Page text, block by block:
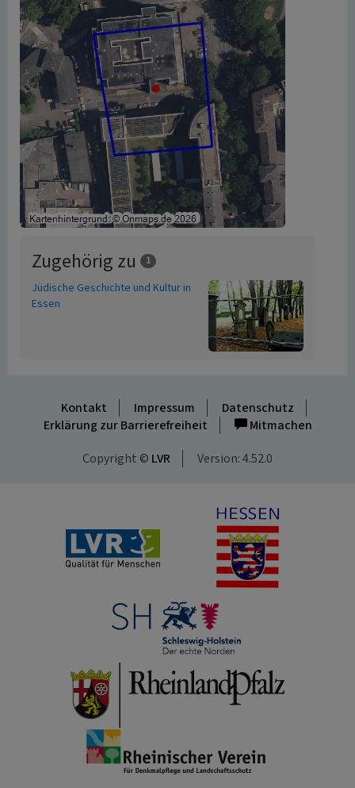
Zugehörig zu 1
Jüdische Geschichte und Kultur in
Essen
Kontakt Impressum
Datenschutz
Erklärung zur Barrierefreiheit
Mitmachen
Copyright © LVR Version: 4.52.0